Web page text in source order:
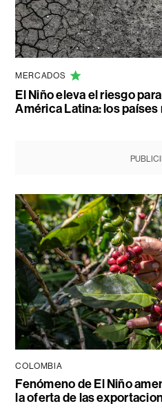
MERCADOS
El Niño eleva el riesgo
América Latina: los
COLOMBIA
Fenómeno de El Niño
la oferta de las